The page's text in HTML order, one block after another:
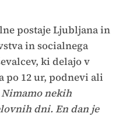
postaje Ljubljana in
in socialnega
ki delajo v
po 12 ur, podnevi ali
Nimamo nekih
dni. En dan je